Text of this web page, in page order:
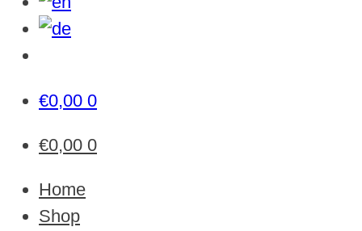
€0,00 0
€0,00 0
Home
Shop